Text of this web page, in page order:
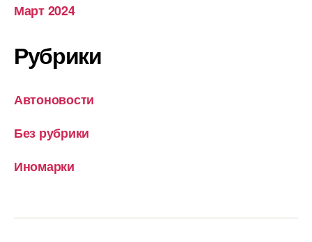
Март 2024
Рубрики
Автоновости
Без рубрики
Иномарки